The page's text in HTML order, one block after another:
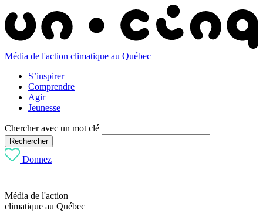
Média de l'action climatique au Québec
S’inspirer
Comprendre
Agir
Jeunesse
Chercher avec un mot clé
Rechercher
Donnez
Média de l'action
climatique au Québec